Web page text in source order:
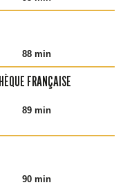
88 min
FRANÇAISE
89 min
90 min